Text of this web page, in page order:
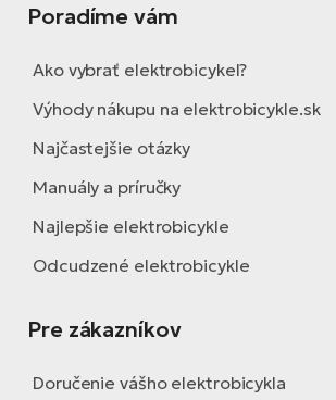
Poradíme vám
Ako vybrať elektrobicykel?
Výhody nákupu na elektrobicykle.sk
Najčastejšie otázky
Manuály a príručky
Najlepšie elektrobicykle
Odcudzené elektrobicykle
Pre zákazníkov
Doručenie vášho elektrobicykla